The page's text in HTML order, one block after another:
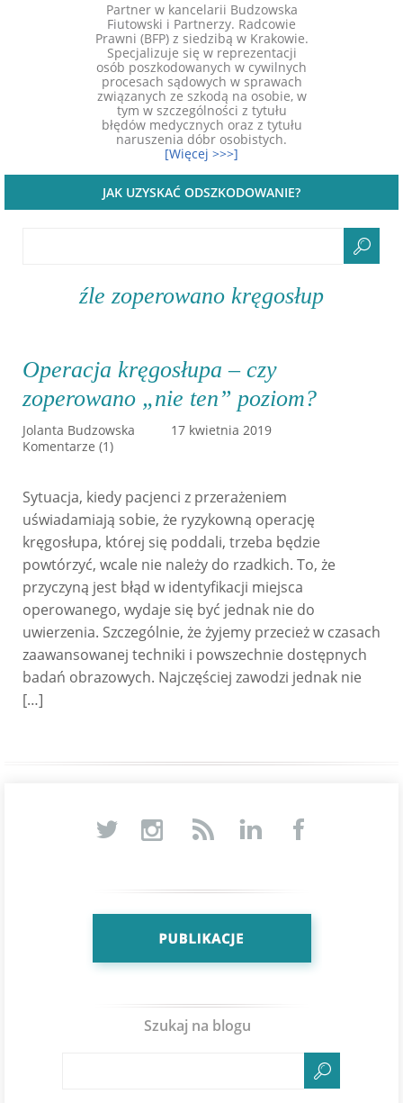
Partner w kancelarii Budzowska
Fiutowski i Partnerzy. Radcowie
Prawni (BFP) z siedzibą w Krakowie.
Specjalizuje się w reprezentacji
osób poszkodowanych w cywilnych
procesach sądowych w sprawach
związanych ze szkodą na osobie, w
tym w szczególności z tytułu
błędów medycznych oraz z tytułu
naruszenia dóbr osobistych.
[Więcej >>>]
JAK UZYSKAĆ ODSZKODOWANIE?
źle zoperowano kręgosłup
Operacja kręgosłupa – czy
zoperowano „nie ten” poziom?
Jolanta Budzowska
17 kwietnia 2019
Komentarze (1)
Sytuacja, kiedy pacjenci z przerażeniem
uświadamiają sobie, że ryzykowną operację
kręgosłupa, której się poddali, trzeba będzie
powtórzyć, wcale nie należy do rzadkich. To, że
przyczyną jest błąd w identyfikacji miejsca
operowanego, wydaje się być jednak nie do
uwierzenia. Szczególnie, że żyjemy przecież w czasach
zaawansowanej techniki i powszechnie dostępnych
badań obrazowych. Najczęściej zawodzi jednak nie
[…]
Szukaj na blogu